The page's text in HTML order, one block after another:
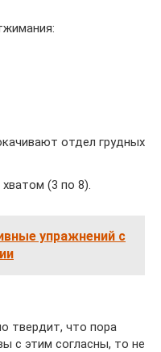
отдел грудных
(3 по 8).
упражнений с
твердит, что пора
с этим согласны, то не